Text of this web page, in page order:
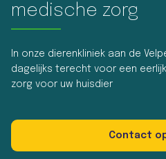
medische zorg
In onze dierenkliniek aan de
dagelijks terecht voor een
zorg voor uw huisdier
Contact